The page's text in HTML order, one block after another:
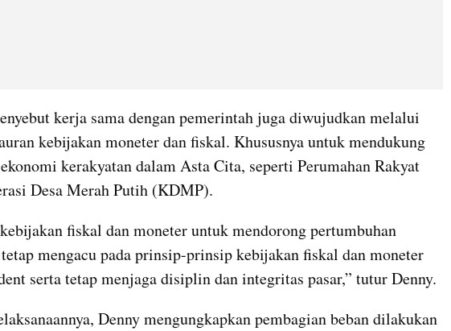
kerja sama dengan pemerintah juga diwujudkan melalui
kebijakan moneter dan fiskal. Khususnya untuk mendukung
kerakyatan dalam Asta Cita, seperti Perumahan Rakyat
Desa Merah Putih (KDMP).
fiskal dan moneter untuk mendorong pertumbuhan
mengacu pada prinsip-prinsip kebijakan fiskal dan moneter
serta tetap menjaga disiplin dan integritas pasar,” tutur Denny.
Denny mengungkapkan pembagian beban dilakukan